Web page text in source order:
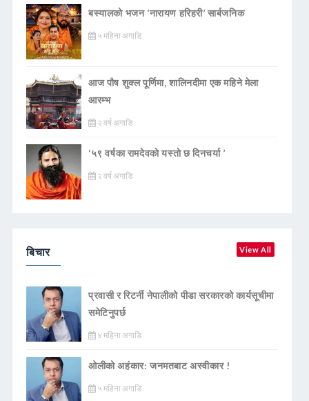
बस्यालको भजन ‘नारायण हरिहरी’ सार्बजनिक
५ महिना अगाडि
आज पौष शुक्ल पूर्णिमा, शालिनदीमा एक महिने मेला
आरम्भ
२ वर्ष अगाडि
‘५९ वर्षका रामदेवकाे यस्ताे छ दिनचर्या ’
२ वर्ष अगाडि
बिचार View All
प्रवासी र रिटर्नी नेपालीको पीडा सरकारको कार्यसूचीमा
समेटिनुपर्छ
४ महिना अगाडि
ओलीको अहंकार: जनमतबाट अस्वीकार !
५ महिना अगाडि